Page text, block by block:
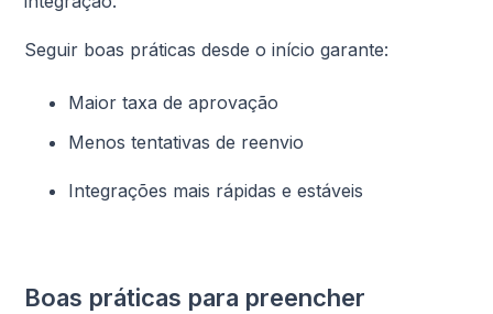
Seguir boas práticas desde o início garante:
Maior taxa de aprovação
Menos tentativas de reenvio
Integrações mais rápidas e estáveis
Boas práticas para preencher